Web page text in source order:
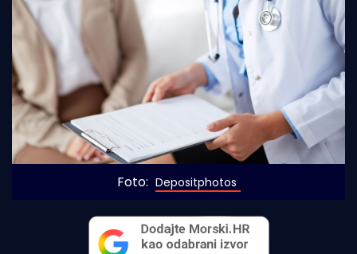
Foto: Depositphotos